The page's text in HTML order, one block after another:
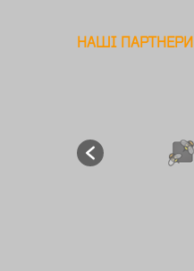
НАШІ ПАРТНЕРИ